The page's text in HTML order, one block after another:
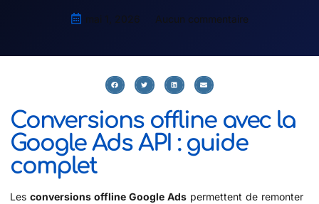
mai 1, 2026 Aucun commentaire
Conversions offline avec la
Google Ads API : guide
complet
Les conversions offline Google Ads permettent de remonter